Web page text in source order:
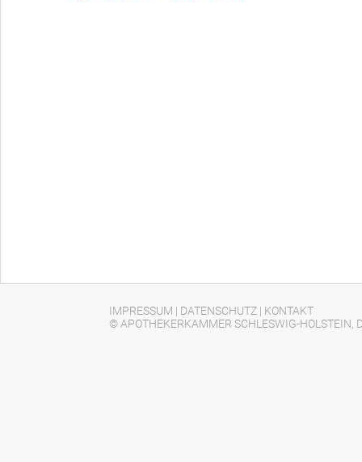
IMPRESSUM | DATENSCHUTZ | KONTAKT
© APOTHEKERKAMMER SCHLESWIG-HOLSTEIN,